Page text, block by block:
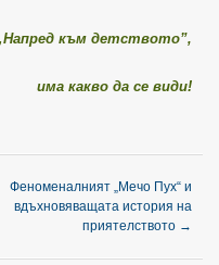
към детството”,
има какво да се види!
Феноменалният „Мечо Пух“ и
вдъхновяващата история на
приятелството →